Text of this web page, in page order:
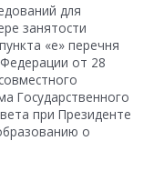
для
занятости
«е» перечня
от 28
Государственного
при Президенте
о